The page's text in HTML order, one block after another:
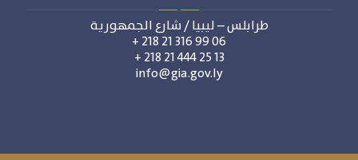
طرابلس – ليبيا / شارع الجمهورية
06 99 316 21 218 +
13 25 444 21 218 +
info@gia.gov.ly